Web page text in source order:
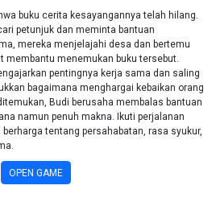
buku cerita kesayangannya telah hilang.
petunjuk dan meminta bantuan
mereka menjelajahi desa dan bertemu
membantu menemukan buku tersebut.
pentingnya kerja sama dan saling
bagaimana menghargai kebaikan orang
Budi berusaha membalas bantuan
namun penuh makna. Ikuti perjalanan
tentang persahabatan, rasa syukur,
OPEN GAME